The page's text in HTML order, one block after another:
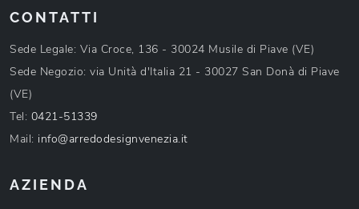
CONTATTI
Sede Legale: Via Croce, 136 - 30024 Musile di Piave (VE)
Sede Negozio: via Unità d'Italia 21 - 30027 San Donà di Piave
(VE)
Tel: 0421-51339
Mail: info@arredodesignvenezia.it
AZIENDA